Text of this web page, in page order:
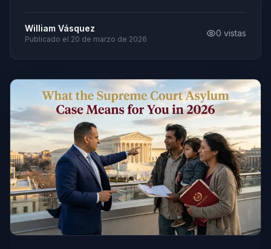
William Vásquez
Publicado el 20 de marzo de 2026
0 vistas